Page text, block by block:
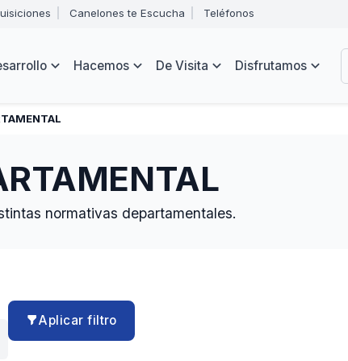
de
Abrir
menú
navegación
Canelones te Escucha Teléfonos
Hacemos De Visita Disfrutamos
normativas departamentales.
Aplicar filtro